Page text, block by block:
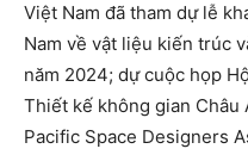
Việt Nam đã tham dự lễ
Nam về vật liệu kiến trúc
năm 2024; dự cuộc họp
Thiết kế không gian Châu
Pacific Space Designers